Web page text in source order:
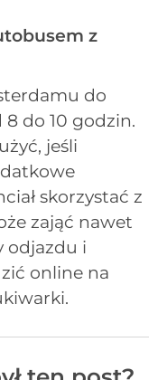
z
do
do 10 godzin.
jeśli
skorzystać z
zająć nawet
odjazdu i
online na